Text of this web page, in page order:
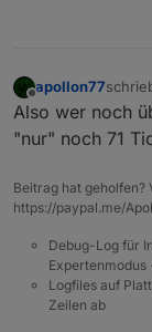
Wir
Euer
apollon77
Also wer noch
"nur" noch 71
Beitrag hat geholfen?
https://paypal.me/
Debug-Log für
Expertenmodus
Logfiles auf
Zeilen ab